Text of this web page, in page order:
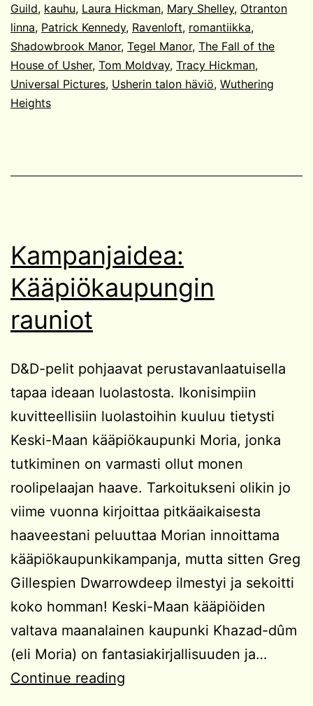
Guild, kauhu, Laura Hickman, Mary Shelley, Otranton
linna, Patrick Kennedy, Ravenloft, romantiikka,
Shadowbrook Manor, Tegel Manor, The Fall of the
House of Usher, Tom Moldvay, Tracy Hickman,
Universal Pictures, Usherin talon häviö, Wuthering
Heights
Kampanjaidea:
Kääpiökaupungin
rauniot
D&D-pelit pohjaavat perustavanlaatuisella
tapaa ideaan luolastosta. Ikonisimpiin
kuvitteellisiin luolastoihin kuuluu tietysti
Keski-Maan kääpiökaupunki Moria, jonka
tutkiminen on varmasti ollut monen
roolipelaajan haave. Tarkoitukseni olikin jo
viime vuonna kirjoittaa pitkäaikaisesta
haaveestani peluuttaa Morian innoittama
kääpiökaupunkikampanja, mutta sitten Greg
Gillespien Dwarrowdeep ilmestyi ja sekoitti
koko homman! Keski-Maan kääpiöiden
valtava maanalainen kaupunki Khazad-dûm
(eli Moria) on fantasiakirjallisuuden ja…
Continue reading